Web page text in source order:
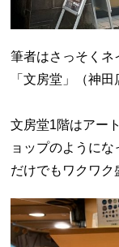
筆者はさっそくネ
「文房堂」（神田
文房堂1階はアー
ョップのように
だけでもワクワク